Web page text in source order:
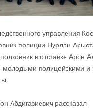
управления
полиции Нурлан
в отставке Арон
молодыми полицейскими и
Абдигазиевич рассказал